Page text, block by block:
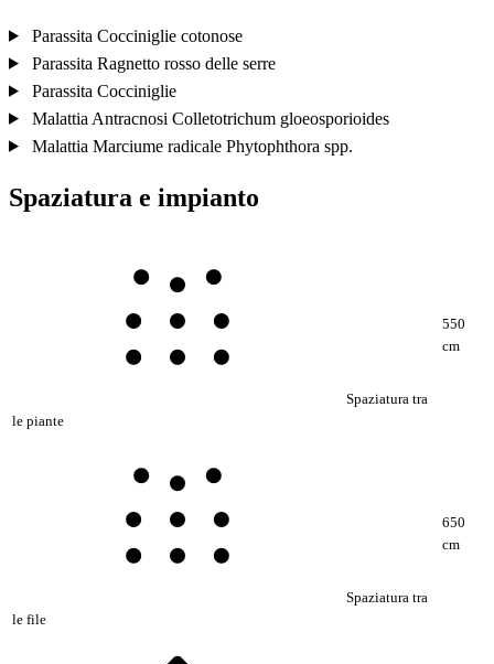
Parassita Cocciniglie cotonose
Parassita Ragnetto rosso delle serre
Parassita Cocciniglie
Malattia Antracnosi Colletotrichum gloeosporioides
Malattia Marciume radicale Phytophthora spp.
Spaziatura e impianto
Spaziatura tra
le piante
550
cm
Spaziatura tra
le file
650
cm